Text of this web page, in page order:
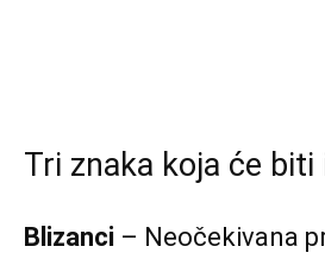
Tri znaka koja će biti
Blizanci – Neočekivana